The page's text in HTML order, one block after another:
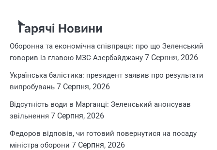
Гарячі Новини
Оборонна та економічна співпраця: про що Зеленський
говорив із главою МЗС Азербайджану 7 Серпня, 2026
Українська балістика: президент заявив про результати
випробувань 7 Серпня, 2026
Відсутність води в Марганці: Зеленський анонсував
звільнення 7 Серпня, 2026
Федоров відповів, чи готовий повернутися на посаду
міністра оборони 7 Серпня, 2026